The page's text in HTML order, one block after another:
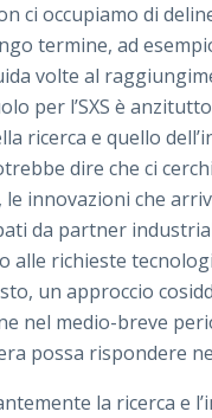
ci occupiamo di
termine, ad
volte al
per l’SXS è
ricerca e quello
dire che ci
innovazioni che
da partner
alle richieste
un approccio
nel medio-breve
possa rispondere
la ricerca e